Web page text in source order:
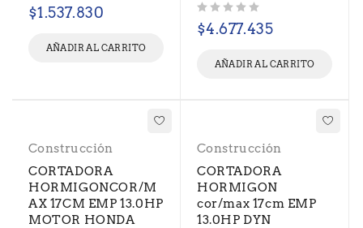
$1.537.830
AÑADIR AL CARRITO
$4.677.435
AÑADIR AL CARRITO
Construcción
CORTADORA
HORMIGONCOR/M
AX 17CM EMP 13.0HP
MOTOR HONDA
Construcción
CORTADORA
HORMIGON
cor/max 17cm EMP
13.0HP DYN